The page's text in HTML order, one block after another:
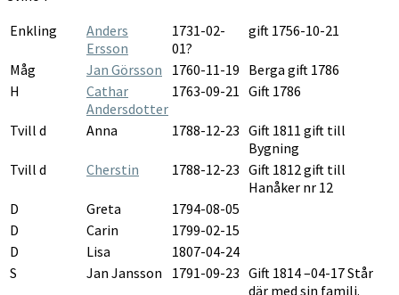
Enkling
Anders
Ersson
1731-02-
01?
gift 1756-10-21
Måg Jan Görsson 1760-11-19 Berga gift 1786
H
Cathar
Andersdotter
1763-09-21 Gift 1786
Tvill d Anna 1788-12-23 Gift 1811 gift till
Bygning
Tvill d
Cherstin 1788-12-23 Gift 1812 gift till
Hanåker nr 12
D
Greta
1794-08-05
D
Carin
1799-02-15
D
Lisa
1807-04-24
S
Jan Jansson 1791-09-23 Gift 1814 –04-17 Står
där med sin familj.